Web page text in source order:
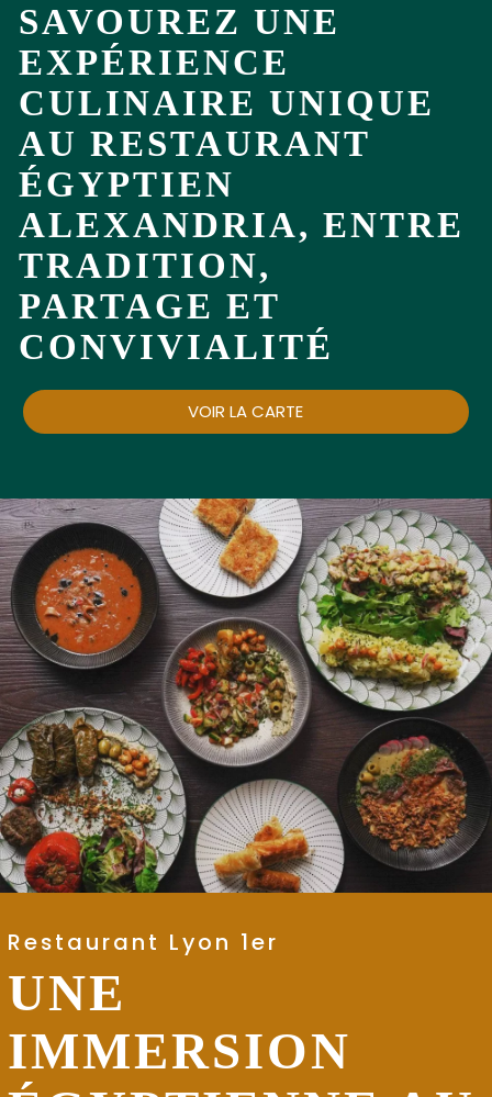
SAVOUREZ UNE
EXPÉRIENCE
CULINAIRE UNIQUE
AU RESTAURANT
ÉGYPTIEN
ALEXANDRIA, ENTRE
TRADITION,
PARTAGE ET
CONVIVIALITÉ
VOIR LA CARTE
Restaurant Lyon 1er
UNE
IMMERSION